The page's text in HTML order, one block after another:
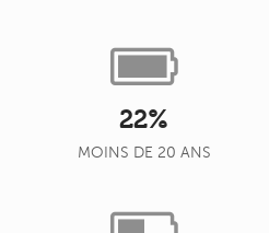
22%
MOINS DE 20 ANS